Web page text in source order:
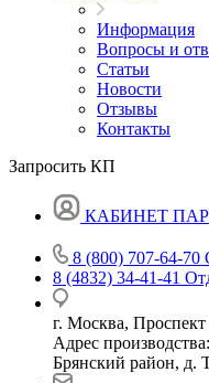
Информация
Вопросы и
Статьи
Новости
Отзывы
Контакты
Запросить КП
КАБИНЕТ
8 (800) 707-64-70
8 (4832) 34-41-41
г. Москва,
Адрес производства:
Брянский район, д.